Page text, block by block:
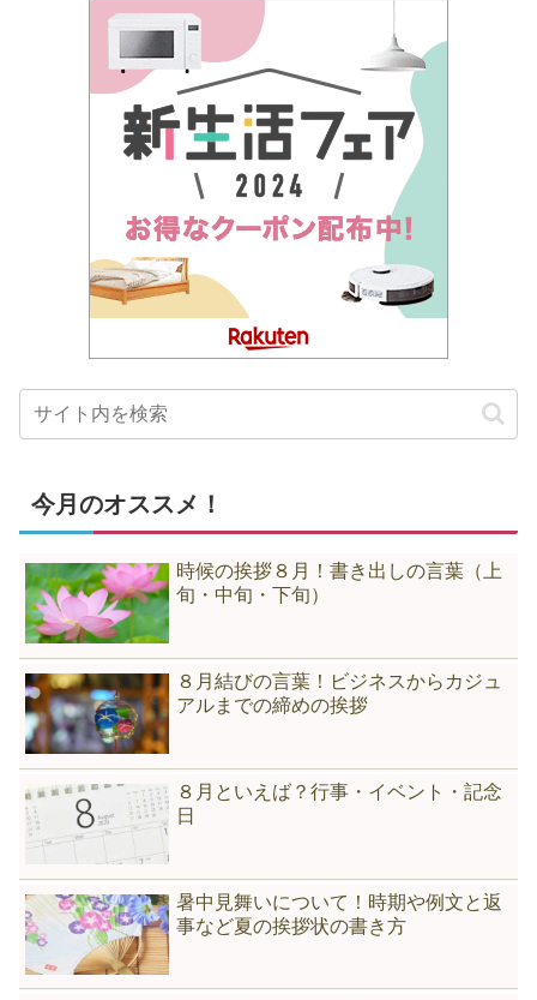
今月のオススメ！
時候の挨拶８月！書き出しの言葉（上
旬・中旬・下旬）
８月結びの言葉！ビジネスからカジュ
アルまでの締めの挨拶
８月といえば？行事・イベント・記念
日
暑中見舞いについて！時期や例文と返
事など夏の挨拶状の書き方